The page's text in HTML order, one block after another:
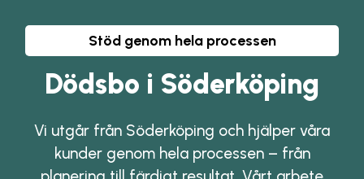
Stöd genom hela processen
Dödsbo i Söderköping
Vi utgår från Söderköping och hjälper våra
kunder genom hela processen – från